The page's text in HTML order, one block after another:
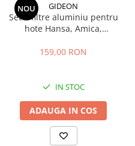
NOU GIDEON
Set 2 filtre aluminiu pentru
hote Hansa, Amica,
filtru parte mobila,
159,00 RON
IN STOC
ADAUGA IN COS